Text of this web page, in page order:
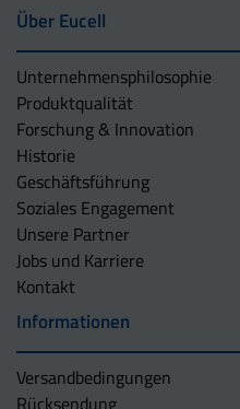
Über Eucell
Unternehmens­philosophie
Produktqualität
Forschung & Innovation
Historie
Geschäftsführung
Soziales Engagement
Unsere Partner
Jobs und Karriere
Kontakt
Informationen
Versandbedingungen
Rücksendung